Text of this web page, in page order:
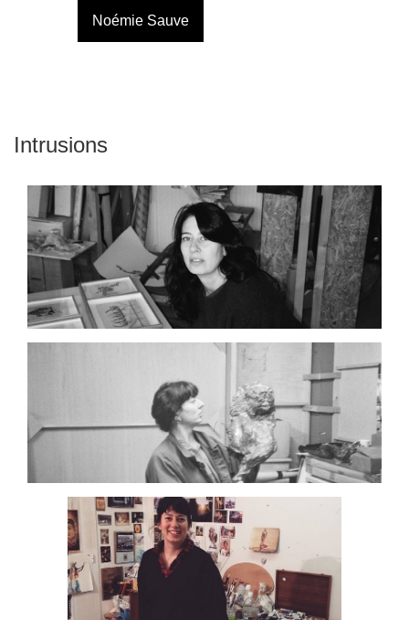
Noémie Sauve
Intrusions